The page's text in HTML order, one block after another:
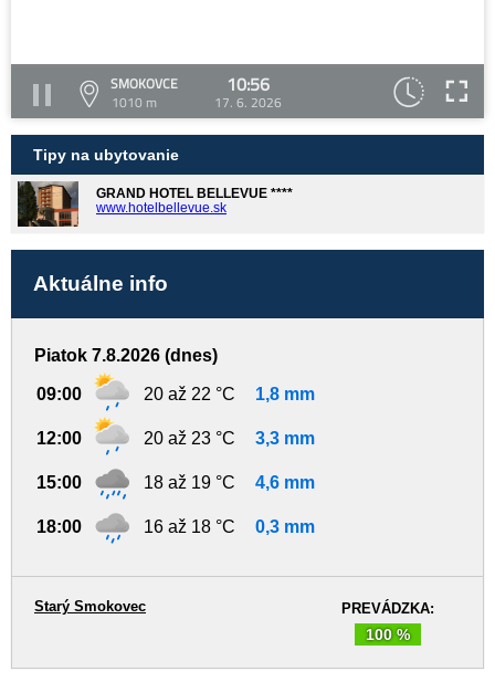
SMOKOVCE
1010 m
10:56
17. 6. 2026
Tipy na ubytovanie
GRAND HOTEL BELLEVUE ****
www.hotelbellevue.sk
Aktuálne info
Piatok 7.8.2026 (dnes)
09:00 20 až 22 °C 1,8 mm
12:00 20 až 23 °C 3,3 mm
15:00 18 až 19 °C 4,6 mm
18:00 16 až 18 °C 0,3 mm
PREVÁDZKA:
100 %
Starý Smokovec